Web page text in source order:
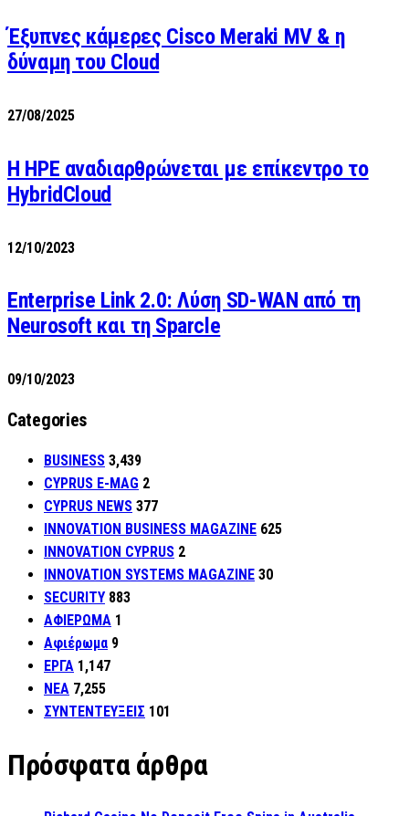
Έξυπνες κάμερες Cisco Meraki MV & η
δύναμη του Cloud
27/08/2025
H HPE αναδιαρθρώνεται με επίκεντρο το
HybridCloud
12/10/2023
Enterprise Link 2.0: Λύση SD-WAN από τη
Neurosoft και τη Sparcle
09/10/2023
Categories
BUSINESS 3,439
CYPRUS E-MAG 2
CYPRUS NEWS 377
INNOVATION BUSINESS MAGAZINE 625
INNOVATION CYPRUS 2
INNOVATION SYSTEMS MAGAZINE 30
SECURITY 883
ΑΦΙΕΡΩΜΑ 1
Αφιέρωμα 9
ΕΡΓΑ 1,147
ΝΕΑ 7,255
ΣΥΝΤΕΝΤΕΥΞΕΙΣ 101
Πρόσφατα άρθρα